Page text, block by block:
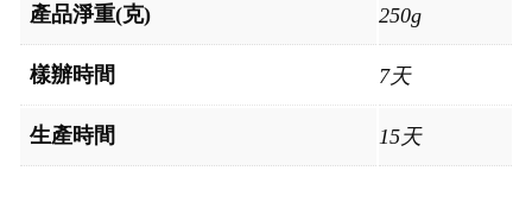
產品淨重(克) 250g
樣辦時間 7天
生產時間 15天